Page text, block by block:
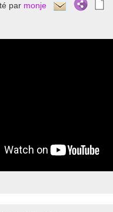
par monje